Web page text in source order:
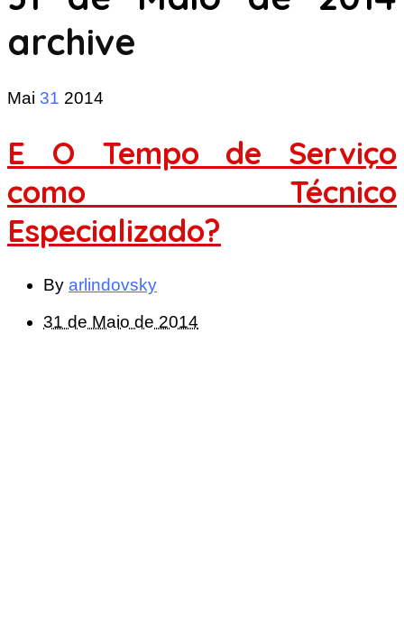
archive
Mai 31 2014
E O Tempo de Serviço
como Técnico
Especializado?
By arlindovsky
31 de Maio de 2014